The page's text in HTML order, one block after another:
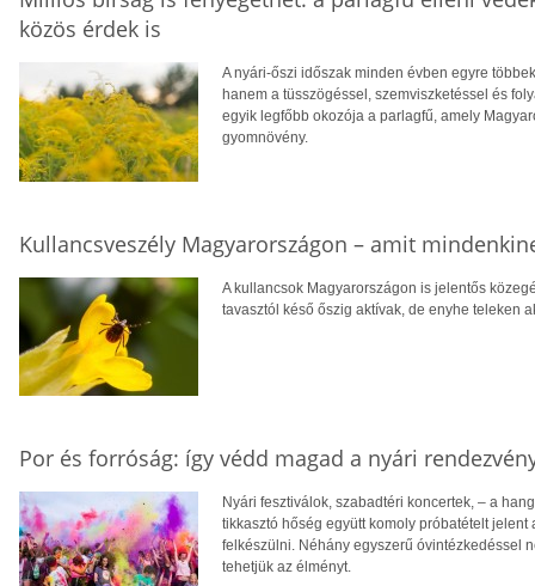
közös érdek is
A nyári-őszi időszak minden évben egyre
hanem a tüsszögéssel, szemviszketéssel és
egyik legfőbb okozója a parlagfű, amely
gyomnövény.
Kullancsveszély Magyarországon – amit
A kullancsok Magyarországon is jelentős
tavasztól késő őszig aktívak, de enyhe teleken
Por és forróság: így védd magad a nyári
Nyári fesztiválok, szabadtéri koncertek, – a
tikkasztó hőség együtt komoly próbatételt
felkészülni. Néhány egyszerű óvintézkedéssel
tehetjük az élményt.